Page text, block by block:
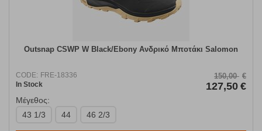
Outsnap CSWP W Black/Ebony Ανδρικό Μποτάκι Salomon
CODE: FRE-18336
In Stock
150,00 €
127,50 €
Μέγεθος:
43 1/3
44 46 2/3